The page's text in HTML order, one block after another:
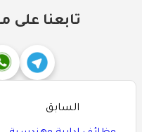
تابعنا على
السابق